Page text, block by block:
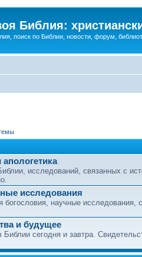
Библия:
поиск по Библии, новости, форум,
исследований, связанных с
исследования
богословия, научные исследования,
и будущее
Библии сегодня и завтра.